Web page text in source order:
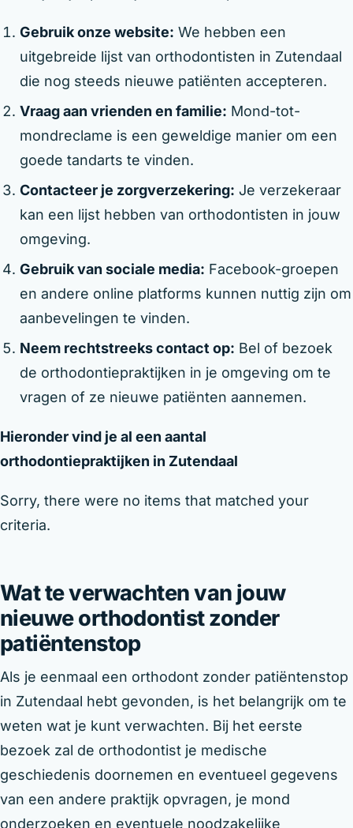
Gebruik onze website: We hebben een
uitgebreide lijst van orthodontisten in Zutendaal
die nog steeds nieuwe patiënten accepteren.
Vraag aan vrienden en familie: Mond-tot-
mondreclame is een geweldige manier om een
goede tandarts te vinden.
Contacteer je zorgverzekering: Je verzekeraar
kan een lijst hebben van orthodontisten in jouw
omgeving.
Gebruik van sociale media: Facebook-groepen
en andere online platforms kunnen nuttig zijn om
aanbevelingen te vinden.
Neem rechtstreeks contact op: Bel of bezoek
de orthodontiepraktijken in je omgeving om te
vragen of ze nieuwe patiënten aannemen.
Hieronder vind je al een aantal
orthodontiepraktijken in Zutendaal
Sorry, there were no items that matched your
criteria.
Wat te verwachten van jouw
nieuwe orthodontist zonder
patiëntenstop
Als je eenmaal een orthodont zonder patiëntenstop
in Zutendaal hebt gevonden, is het belangrijk om te
weten wat je kunt verwachten. Bij het eerste
bezoek zal de orthodontist je medische
geschiedenis doornemen en eventueel gegevens
van een andere praktijk opvragen, je mond
onderzoeken en eventuele noodzakelijke